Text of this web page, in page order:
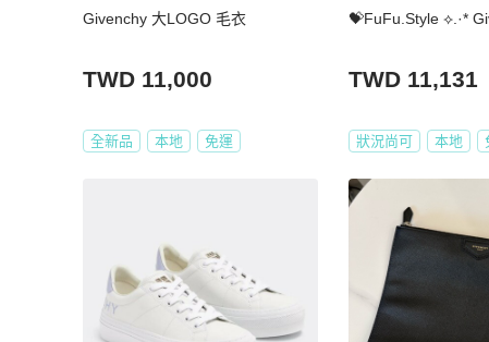
Givenchy 大LOGO 毛衣
TWD 11,000
全新品 本地 免運
💝FuFu.Style ⟡.·*
TWD 11,131
狀況尚可 本地